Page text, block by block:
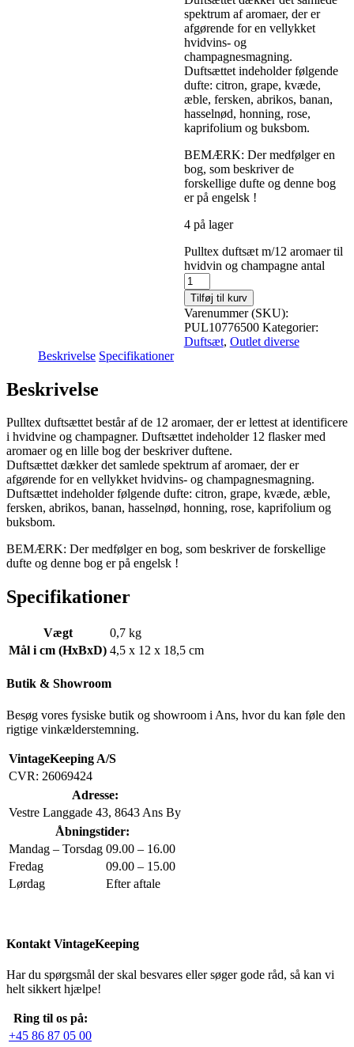
spektrum af aromaer, der er
afgørende for en vellykket
hvidvins- og
champagnesmagning.
Duftsættet indeholder følgende
dufte: citron, grape, kvæde,
æble, fersken, abrikos, banan,
hasselnød, honning, rose,
kaprifolium og buksbom.
BEMÆRK: Der medfølger en
bog, som beskriver de
forskellige dufte og denne bog
er på engelsk !
4 på lager
Pulltex duftsæt m/12 aromaer til
hvidvin og champagne antal
Tilføj til kurv
Varenummer (SKU):
PUL10776500 Kategorier:
Duftsæt, Outlet diverse
Beskrivelse Specifikationer
Beskrivelse
Pulltex duftsættet består af de 12 aromaer, der er lettest at identificere
i hvidvine og champagner. Duftsættet indeholder 12 flasker med
aromaer og en lille bog der beskriver duftene.
Duftsættet dækker det samlede spektrum af aromaer, der er
afgørende for en vellykket hvidvins- og champagnesmagning.
Duftsættet indeholder følgende dufte: citron, grape, kvæde, æble,
fersken, abrikos, banan, hasselnød, honning, rose, kaprifolium og
buksbom.
BEMÆRK: Der medfølger en bog, som beskriver de forskellige
dufte og denne bog er på engelsk !
Specifikationer
Vægt
0,7 kg
Mål i cm (HxBxD) 4,5 x 12 x 18,5 cm
Butik & Showroom
Besøg vores fysiske butik og showroom i Ans, hvor du kan føle den
rigtige vinkælderstemning.
VintageKeeping A/S
CVR: 26069424
Adresse:
Vestre Langgade 43, 8643 Ans By
Åbningstider:
Mandag – Torsdag 09.00 – 16.00
Fredag
09.00 – 15.00
Lørdag
Efter aftale
Kontakt VintageKeeping
Har du spørgsmål der skal besvares eller søger gode råd, så kan vi
helt sikkert hjælpe!
Ring til os på:
+45 86 87 05 00